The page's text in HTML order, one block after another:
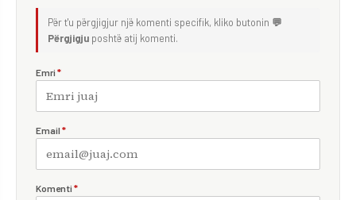
Për t'u përgjigjur një komenti specifik, kliko butonin 💬
Përgjigju poshtë atij komenti.
Emri *
Email *
Komenti *